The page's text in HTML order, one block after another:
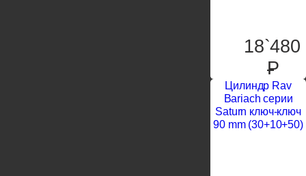
18`480
P
Цилиндр Rav
Bariach серии
Saturn ключ-ключ
90 mm (30+10+50)